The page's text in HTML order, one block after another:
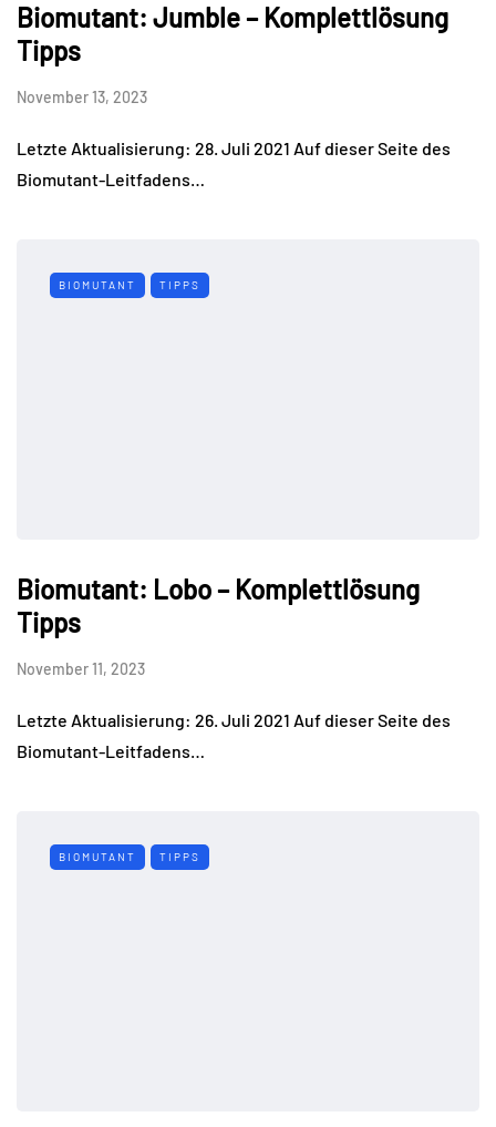
Biomutant: Jumble – Komplettlösung
Tipps
November 13, 2023
Letzte Aktualisierung: 28. Juli 2021 Auf dieser Seite des
Biomutant-Leitfadens…
BIOMUTANT TIPPS
Biomutant: Lobo – Komplettlösung
Tipps
November 11, 2023
Letzte Aktualisierung: 26. Juli 2021 Auf dieser Seite des
Biomutant-Leitfadens…
BIOMUTANT TIPPS